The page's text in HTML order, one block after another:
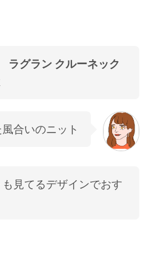
グラン クルーネック
合いのニット
見てるデザインでおす